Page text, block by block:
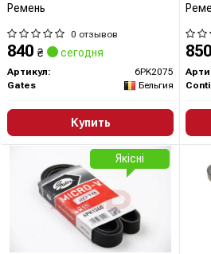
Ремень
0 отзывов
840 ₴ сегодня
Артикул:
6PK2075
Gates
Бельгия
Купить
850
Якісні